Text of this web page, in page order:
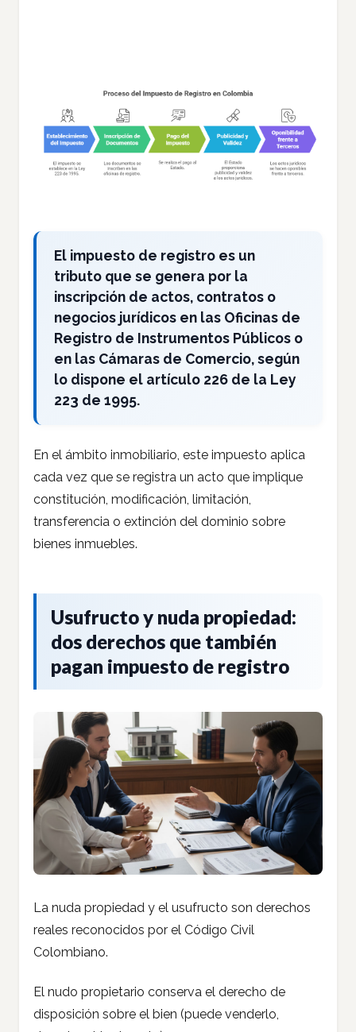
El impuesto de registro es un
tributo que se genera por la
inscripción de actos, contratos o
negocios jurídicos en las Oficinas de
Registro de Instrumentos Públicos o
en las Cámaras de Comercio, según
lo dispone el artículo 226 de la Ley
223 de 1995.
En el ámbito inmobiliario, este impuesto aplica
cada vez que se registra un acto que implique
constitución, modificación, limitación,
transferencia o extinción del dominio sobre
bienes inmuebles.
Usufructo y nuda propiedad:
dos derechos que también
pagan impuesto de registro
La nuda propiedad y el usufructo son derechos
reales reconocidos por el Código Civil
Colombiano.
El nudo propietario conserva el derecho de
disposición sobre el bien (puede venderlo,